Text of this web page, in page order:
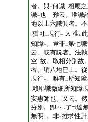
者。與二何識一相應
識一也 難云。唯識
地以上六識俱者。不
猶可二現行一 文 准レ
知障一。豈非二第七
云。或有説者。法
空一故。取相分別故
者。謂八地已上。從
現行一。唯有二 所知障
賴耶識微細所知障
安惠師也。又云。
分別。卽不 レ了
達
無明 一。非二推求性